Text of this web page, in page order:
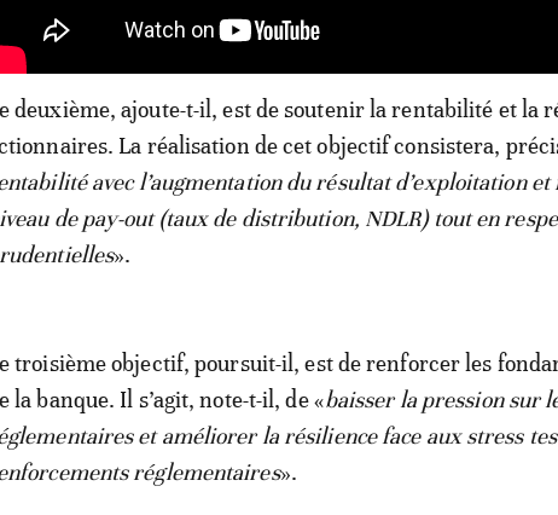
deuxième, ajoute-t-il, est de soutenir la rentabilité et la
La réalisation de cet objectif consistera,
avec l’augmentation du résultat d’exploitation
de pay-out (taux de distribution, NDLR) tout en
».
troisième objectif, poursuit-il, est de renforcer les
la banque. Il s’agit, note-t-il, de «baisser la pression sur
et améliorer la résilience face aux stress
réglementaires».